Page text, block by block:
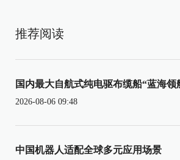
推荐阅读
国内最大自航式纯电驱布缆船“蓝海领
2026-08-06 09:48
中国机器人适配全球多元应用场景